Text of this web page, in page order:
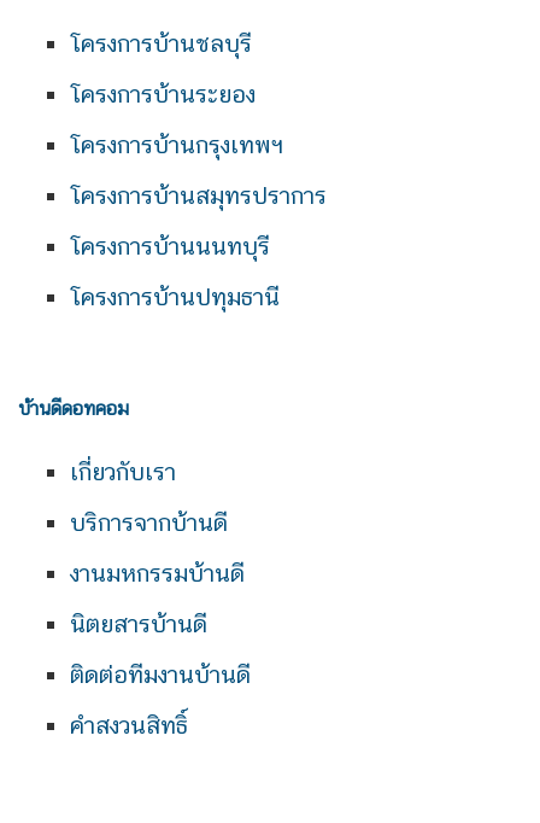
โครงการบ้านชลบุรี
โครงการบ้านระยอง
โครงการบ้านกรุงเทพฯ
โครงการบ้านสมุทรปราการ
โครงการบ้านนนทบุรี
โครงการบ้านปทุมธานี
บ้านดีดอทคอม
เกี่ยวกับเรา
บริการจากบ้านดี
งานมหกรรมบ้านดี
นิตยสารบ้านดี
ติดต่อทีมงานบ้านดี
คำสงวนสิทธิ์